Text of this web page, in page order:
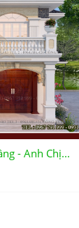
- Anh Chị...